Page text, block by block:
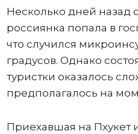
Несколько дней назад
россиянка попала в
что случился
градусов. Однако
туристки оказалось
предполагалось на
Приехавшая на Пхукет